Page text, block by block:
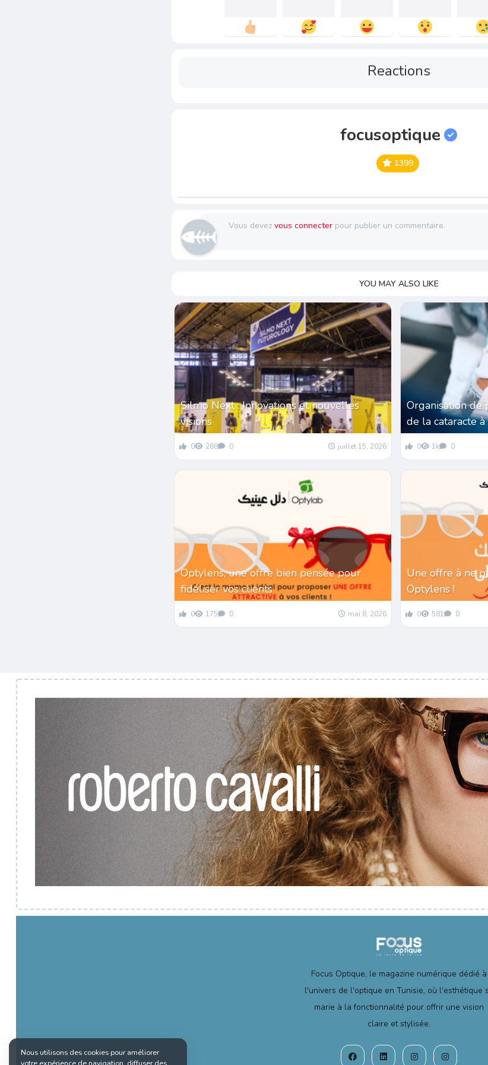
Reactions
focusoptique
1399
Vous devezvous connecter pour publier un commentaire.
YOU MAY ALSO LIKE
Silmo Next : Innovations et nouvelles
visions
0 288 0 juillet 15, 2026
Organisation de
de la cataracte
0 1k 0
Optylens, une offre bien pensée pour
fidéliser vos clients
0 175 0 mai 8, 2026
Une offre à ne
Optylens !
0 581 0
Focus Optique, le magazine numérique dédié à
l'univers de l'optique en Tunisie, où l'esthétique
marie à la fonctionnalité pour offrir une vision
claire et stylisée.
Nous utilisons des cookies pour améliorer